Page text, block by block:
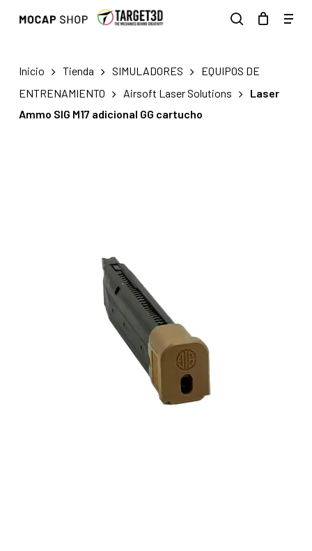
Menu
Inicio Tienda SIMULADORES
EQUIPOS DE
ENTRENAMIENTO
Airsoft Laser Solutions
Laser
Ammo SIG M17 adicional GG cartucho